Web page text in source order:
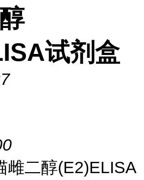
试剂盒
雌二醇(E2)ELISA